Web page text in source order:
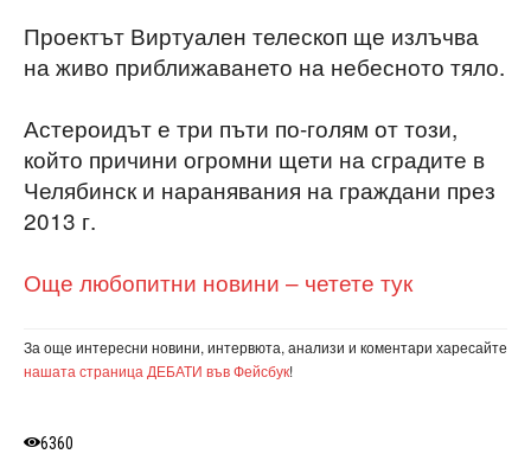
Проектът Виртуален телескоп ще излъчва
на живо приближаването на небесното тяло.
Астероидът е три пъти по-голям от този,
който причини огромни щети на сградите в
Челябинск и наранявания на граждани през
2013 г.
Още любопитни новини – четете тук
За още интересни новини, интервюта, анализи и коментари харесайте
нашата страница ДЕБАТИ във Фейсбук!
6360